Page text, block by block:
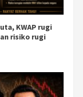
KWAP rugi
risiko rugi